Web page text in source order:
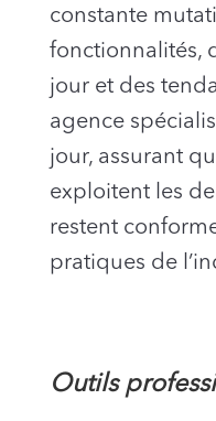
constante
fonctionnalités,
jour et des
agence
jour, assurant
exploitent les
restent
pratiques de
Outils